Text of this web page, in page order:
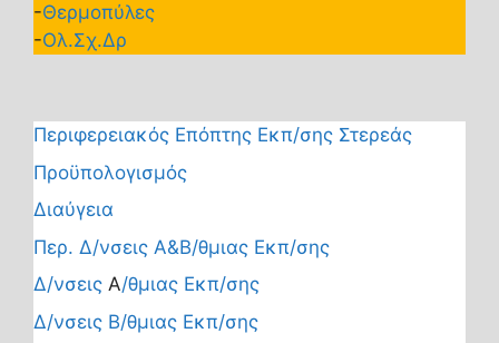
-Θερμοπύλες
-Ολ.Σχ.Δρ
Περιφερειακός Επόπτης Εκπ/σης Στερεάς
Προϋπολογισμός
Διαύγεια
Περ. Δ/νσεις Α&Β/θμιας Εκπ/σης
Δ/νσεις Α/θμιας Εκπ/σης
Δ/νσεις Β/θμιας Εκπ/σης